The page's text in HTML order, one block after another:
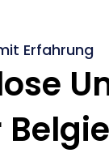
Erfahrung